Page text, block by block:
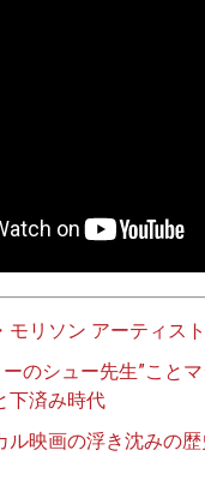
モリソン アーティス
のシュー先生”こと
下済み時代
ル映画の浮き沈みの